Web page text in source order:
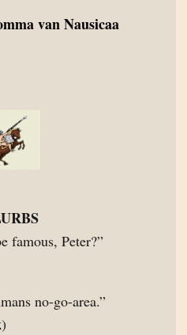
van Nausicaa
famous, Peter?”
no-go-area.”
)